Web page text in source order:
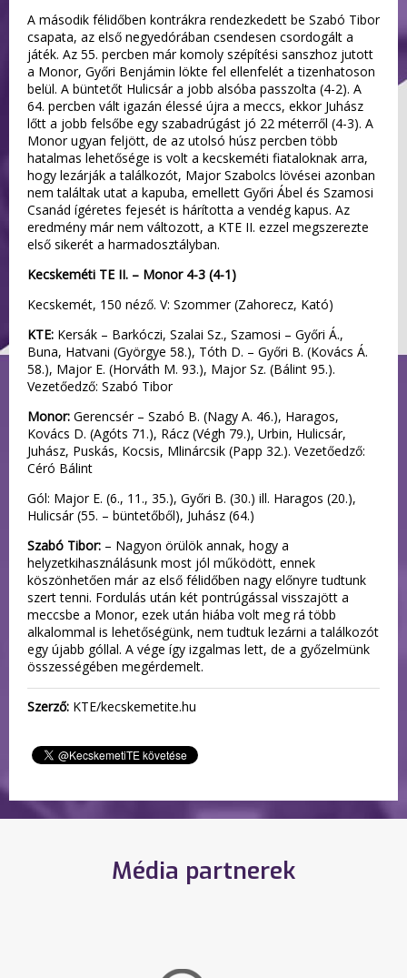
A második félidőben kontrákra rendezkedett be Szabó Tibor
csapata, az első negyedórában csendesen csordogált a
játék. Az 55. percben már komoly szépítési sanszhoz jutott
a Monor, Győri Benjámin lökte fel ellenfelét a tizenhatoson
belül. A büntetőt Hulicsár a jobb alsóba passzolta (4-2). A
64. percben vált igazán élessé újra a meccs, ekkor Juhász
lőtt a jobb felsőbe egy szabadrúgást jó 22 méterről (4-3). A
Monor ugyan feljött, de az utolsó húsz percben több
hatalmas lehetősége is volt a kecskeméti fiataloknak arra,
hogy lezárják a találkozót, Major Szabolcs lövései azonban
nem találtak utat a kapuba, emellett Győri Ábel és Szamosi
Csanád ígéretes fejesét is hárította a vendég kapus. Az
eredmény már nem változott, a KTE II. ezzel megszerezte
első sikerét a harmadosztályban.
Kecskeméti TE II. – Monor 4-3 (4-1)
Kecskemét, 150 néző. V: Szommer (Zahorecz, Kató)
KTE: Kersák – Barkóczi, Szalai Sz., Szamosi – Győri Á.,
Buna, Hatvani (Györgye 58.), Tóth D. – Győri B. (Kovács Á.
58.), Major E. (Horváth M. 93.), Major Sz. (Bálint 95.).
Vezetőedző: Szabó Tibor
Monor: Gerencsér – Szabó B. (Nagy A. 46.), Haragos,
Kovács D. (Agóts 71.), Rácz (Végh 79.), Urbin, Hulicsár,
Juhász, Puskás, Kocsis, Mlinárcsik (Papp 32.). Vezetőedző:
Céró Bálint
Gól: Major E. (6., 11., 35.), Győri B. (30.) ill. Haragos (20.),
Hulicsár (55. – büntetőből), Juhász (64.)
Szabó Tibor: – Nagyon örülök annak, hogy a
helyzetkihasználásunk most jól működött, ennek
köszönhetően már az első félidőben nagy előnyre tudtunk
szert tenni. Fordulás után két pontrúgással visszajött a
meccsbe a Monor, ezek után hiába volt meg rá több
alkalommal is lehetőségünk, nem tudtuk lezárni a találkozót
egy újabb góllal. A vége így izgalmas lett, de a győzelmünk
összességében megérdemelt.
Szerző: KTE/kecskemetite.hu
Média partnerek